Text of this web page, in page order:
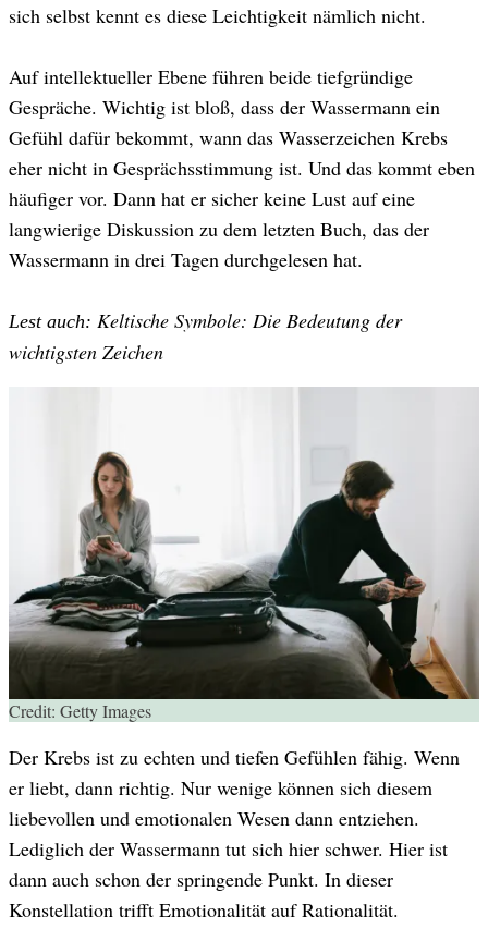
sich selbst kennt es diese Leichtigkeit nämlich nicht.
Auf intellektueller Ebene führen beide tiefgründige
Gespräche. Wichtig ist bloß, dass der Wassermann ein
Gefühl dafür bekommt, wann das Wasserzeichen Krebs
eher nicht in Gesprächsstimmung ist. Und das kommt eben
häufiger vor. Dann hat er sicher keine Lust auf eine
langwierige Diskussion zu dem letzten Buch, das der
Wassermann in drei Tagen durchgelesen hat.
Lest auch: Keltische Symbole: Die Bedeutung der
wichtigsten Zeichen
Credit: Getty Images
Der Krebs ist zu echten und tiefen Gefühlen fähig. Wenn
er liebt, dann richtig. Nur wenige können sich diesem
liebevollen und emotionalen Wesen dann entziehen.
Lediglich der Wassermann tut sich hier schwer. Hier ist
dann auch schon der springende Punkt. In dieser
Konstellation trifft Emotionalität auf Rationalität.